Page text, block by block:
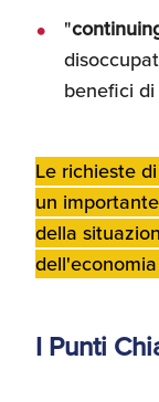
"
benefici
Le richieste
un
della
I Punti